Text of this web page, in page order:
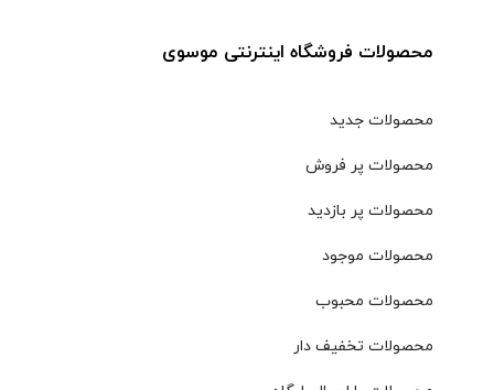
محصولات فروشگاه اینترنتی موسوی
محصولات جدید
محصولات پر فروش
محصولات پر بازدید
محصولات موجود
محصولات محبوب
محصولات تخفیف دار